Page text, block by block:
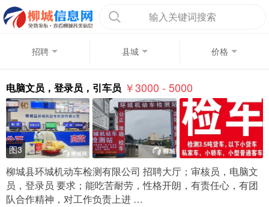
输入关键词搜索
招聘 县城 价格
电脑文员，登录员，引车员 ￥3000 - 5000
图3
柳城县环城机动车检测有限公司 招聘大厅；审核员，电脑文
员，登录员 要求；能吃苦耐劳，性格开朗，有责任心，有团
队合作精神，对工作负责上进 …